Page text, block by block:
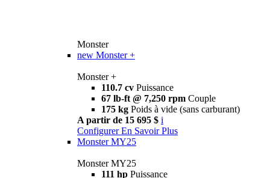
Monster
new Monster +
Monster +
110.7 cv Puissance
67 lb-ft @ 7,250 rpm Couple
175 kg Poids à vide (sans carburant)
A partir de 15 695 $ i
Configurer En Savoir Plus
Monster MY25
Monster MY25
111 hp Puissance